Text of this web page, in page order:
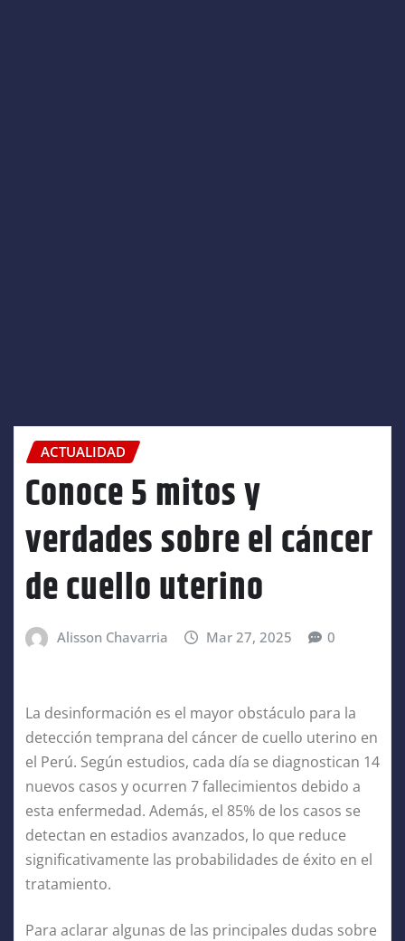
ACTUALIDAD
Conoce 5 mitos y
verdades sobre el cáncer
de cuello uterino
Alisson Chavarria Mar 27, 2025 0
La desinformación es el mayor obstáculo para la
detección temprana del cáncer de cuello uterino en
el Perú. Según estudios, cada día se diagnostican 14
nuevos casos y ocurren 7 fallecimientos debido a
esta enfermedad. Además, el 85% de los casos se
detectan en estadios avanzados, lo que reduce
significativamente las probabilidades de éxito en el
tratamiento.
Para aclarar algunas de las principales dudas sobre